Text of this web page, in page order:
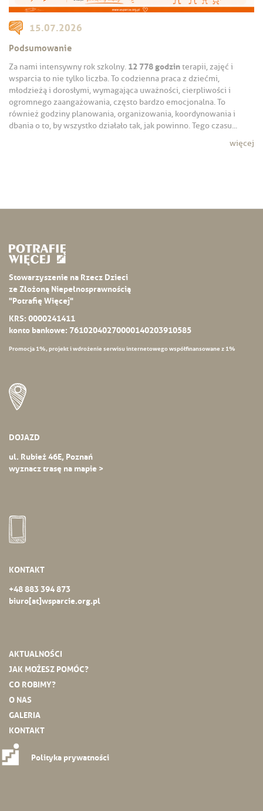
15.07.2026
Podsumowanie
Za nami intensywny rok szkolny. 12 778 godzinterapii, zajęć i
wsparcia to nie tylko liczba. To codzienna praca z dziećmi,
młodzieżą i dorosłymi, wymagająca uważności, cierpliwości i
ogromnego zaangażowania, często bardzo emocjonalna. To
również godziny planowania, organizowania, koordynowania i
dbania o to, by wszystko działało tak, jak powinno. Tego czasu...
więcej
Stowarzyszenie na Rzecz Dzieci
ze Złożoną Niepełnosprawnością
"Potrafię Więcej"
KRS: 0000241411
konto bankowe: 76102040270000140203910585
Promocja 1%, projekt i wdrożenie serwisu internetowego współfinansowane z 1%
DOJAZD
ul. Rubież 46E, Poznań
wyznacz trasę na mapie >
KONTAKT
+48 883 394 873
biuro[at]wsparcie.org.pl
AKTUALNOŚCI
JAK MOŻESZ POMÓC?
CO ROBIMY?
O NAS
GALERIA
KONTAKT
Polityka prywatności